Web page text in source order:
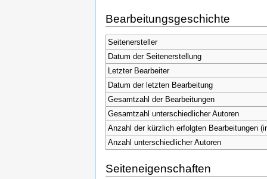
Bearbeitungsgeschichte
Seitenersteller
Datum der Seitenerstellung
Letzter Bearbeiter
Datum der letzten Bearbeitung
Gesamtzahl der Bearbeitungen
Gesamtzahl unterschiedlicher Autoren
Anzahl der kürzlich erfolgten Bearbeitungen
Anzahl unterschiedlicher Autoren
Seiteneigenschaften